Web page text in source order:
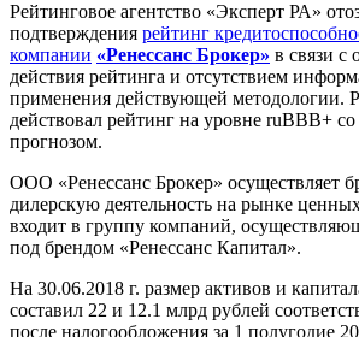
Рейтинговое агентство «Эксперт РА»
подтверждения рейтинг
компании «Ренессанс Брокер» в связи с
действия рейтинга и отсутствием
применения действующей методологии.
действовал рейтинг на уровне ruBBB+
прогнозом.
ООО «Ренессанс Брокер» осуществляет
дилерскую деятельность на рынке
входит в группу компаний,
под брендом «Ренессанс Капитал».
На 30.06.2018 г. размер активов и
составил 22 и 12.1 млрд рублей
после налогообложения за 1 полугодие